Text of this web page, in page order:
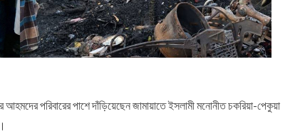
পরিবারের পাশে দাঁড়িয়েছেন জামায়াতে ইসলামী মনোনীত চকরিয়া-পেকুয়া